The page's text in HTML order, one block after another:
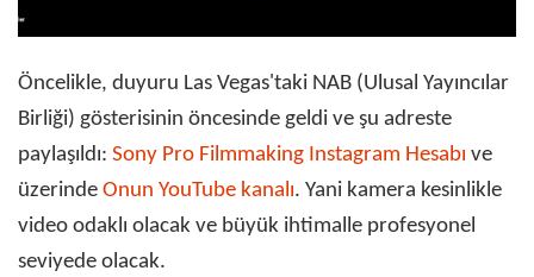
Öncelikle, duyuru Las Vegas'taki NAB (Ulusal Yayıncılar
Birliği) gösterisinin öncesinde geldi ve şu adreste
paylaşıldı: Sony Pro Filmmaking Instagram Hesabı ve
üzerinde Onun YouTube kanalı. Yani kamera kesinlikle
video odaklı olacak ve büyük ihtimalle profesyonel
seviyede olacak.